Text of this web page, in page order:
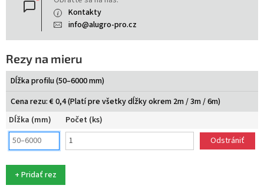
Kontakty
info@alugro-pro.cz
Rezy na mieru
Dĺžka profilu (50–6000 mm)
Cena rezu: € 0,4 (Platí pre všetky dĺžky okrem 2m / 3m / 6m)
Dĺžka (mm)
Počet (ks)
Odstrániť
+ Pridať rez